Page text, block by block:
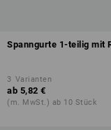
Spanngurte 1-teilig mit
3 Varianten
ab 5,82 €
(m. MwSt.) ab 10 Stück